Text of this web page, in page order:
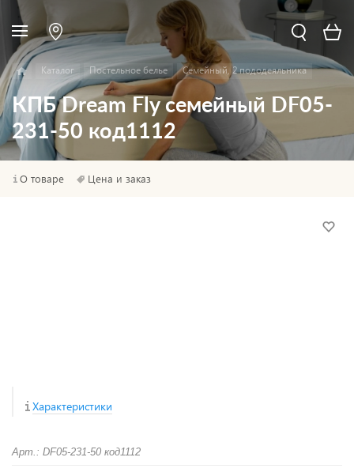
Каталог Постельное белье Семейный, 2 пододеяльника
КПБ Dream Fly семейный DF05-
231-50 код1112
О товаре Цена и заказ
Характеристики
Арт.: DF05-231-50 код1112